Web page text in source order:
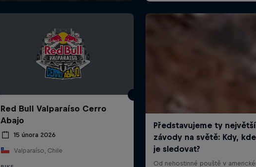
Red Bull Valparaíso Cerro
Abajo
15 února 2026
Valparaíso, Chile